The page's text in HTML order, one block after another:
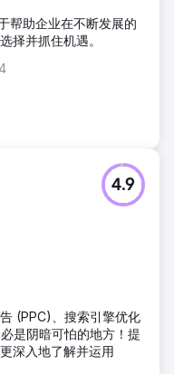
帮助企业在不断发展的
择并抓住机遇。
4.9
(PPC)、搜索引擎优化
是阴暗可怕的地方！提
深入地了解并运用